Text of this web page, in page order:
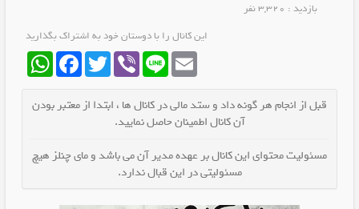
بازدید : 3,320 نفر
این کانال را با دوستان خود به اشتراک بگذارید
WhatsAppFacebookTwitter Viber Line Email
قبل از انجام هر گونه داد و ستد مالی در کانال ها ، ابتدا از معتبر بودن
آن کانال اطمینان حاصل نمایید.
مسئولیت محتوای این کانال بر عهده مدیر آن می باشد و مای چنلز هیچ
مسئولیتی در این قبال ندارد.